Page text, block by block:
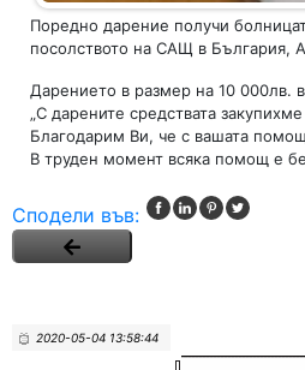
Поредно дарение получи
посолството на САЩ в България,
Дарението в размер на 10 000лв.
„С дарените средствата
Благодарим Ви, че с вашата
В труден момент всяка помощ е
Сподели във:
2020-05-04 13:58:44